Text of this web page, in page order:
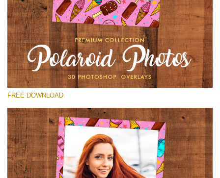
Si prega di Selezionare
Free Polaroid Overlay #15
Small 800*1027px
Polaroid Photos
(30 Overlays)
Bokeh Collection (650 Overlays)
Large 6000*4000px
Entire Collection
(1783 Overlays)
FREE DOWNLOAD